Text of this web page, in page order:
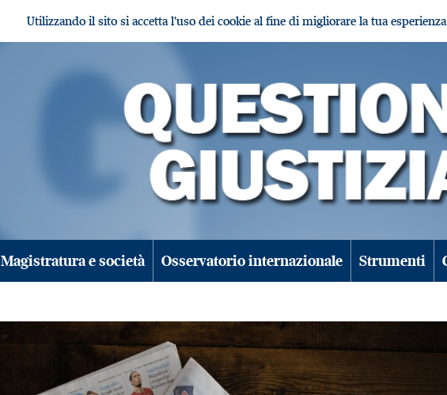
Utilizzando il sito si accetta l'uso dei cookie al fine di migliorare la tua
Magistratura e società Osservatorio internazionale Strumenti